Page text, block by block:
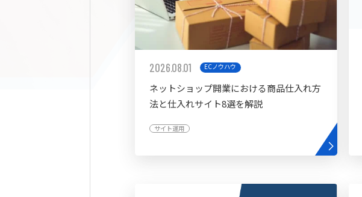
2026.08.01 ECノウハウ
ネットショップ開業における商品仕入れ方
法と仕入れサイト8選を解説
サイト運用